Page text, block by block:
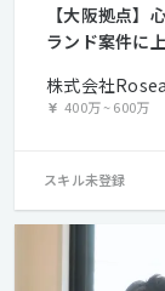
【大阪拠点】
ランド案件に
株式会社
400万~600万
スキル未登録